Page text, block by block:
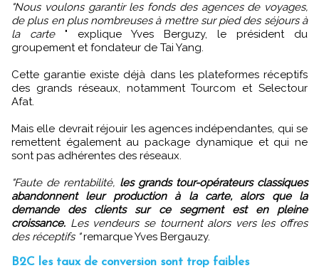
"Nous voulons garantir les fonds des agences de voyages,
de plus en plus nombreuses à mettre sur pied des séjours à
la carte " explique Yves Berguzy, le président du
groupement et fondateur de Tai Yang.
Cette garantie existe déjà dans les plateformes réceptifs
des grands réseaux, notamment Tourcom et Selectour
Afat.
Mais elle devrait réjouir les agences indépendantes, qui se
remettent également au package dynamique et qui ne
sont pas adhérentes des réseaux.
"Faute de rentabilité, les grands tour-opérateurs classiques
abandonnent leur production à la carte, alors que la
demande des clients sur ce segment est en pleine
croissance. Les vendeurs se tournent alors vers les offres
des réceptifs "remarque Yves Bergauzy.
B2C les taux de conversion sont trop faibles